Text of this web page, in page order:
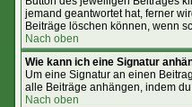
jemand geantwortet hat, ferner
Beiträge löschen können, wenn
Nach oben
Wie kann ich eine Signatur
Um eine Signatur an einen
alle Beiträge anhängen, indem
Nach oben